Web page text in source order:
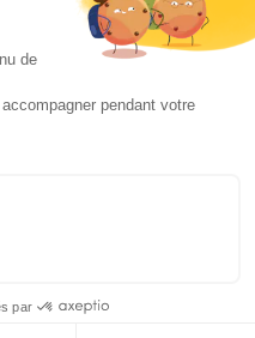
Martin Kolle :
- Tous droits réservés
de
pendant votre
par